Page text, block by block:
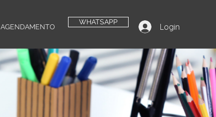
AGENDAMENTO
WHATSAPP Login